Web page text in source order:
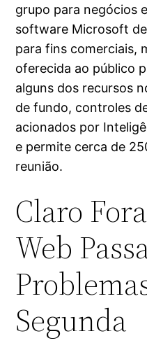
grupo para negócios
software Microsoft
para fins comerciais,
oferecida ao público
alguns dos recursos
de fundo, controles
acionados por
e permite cerca de
reunião.
Claro
Web
Segunda